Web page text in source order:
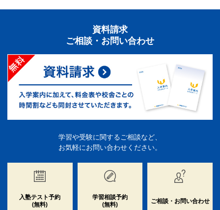
資料請求
ご相談・お問い合わせ
学習や受験に関するご相談など、
お気軽にお問い合わせください。
入塾テスト予約
(無料)
学習相談予約
(無料)
ご相談・お問い合わせ